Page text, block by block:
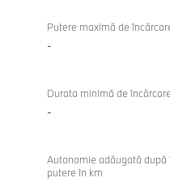
Putere maximă de
-
Durata minimă de
-
Autonomie adăugată după
putere în km